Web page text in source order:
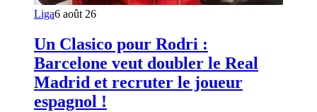
Liga6 août 26
Un Clasico pour Rodri :
Barcelone veut doubler le Real
Madrid et recruter le joueur
espagnol !